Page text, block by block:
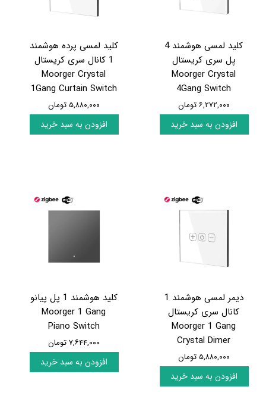
کلید لمسی هوشمند 4
پل سری کریستال
Moorger Crystal
4Gang Switch
۶,۲۷۲,۰۰۰ تومان
افزودن به سبد خرید
کلید لمسی پرده هوشمند
1 کانال سری کریستال
Moorger Crystal
1Gang Curtain Switch
۵,۸۸۰,۰۰۰ تومان
افزودن به سبد خرید
دیمر لمسی هوشمند 1
کانال سری کریستال
Moorger 1 Gang
Crystal Dimer
۵,۸۸۰,۰۰۰ تومان
افزودن به سبد خرید
کلید هوشمند 1 پل پیانو
Moorger 1 Gang
Piano Switch
۷,۶۴۴,۰۰۰ تومان
افزودن به سبد خرید